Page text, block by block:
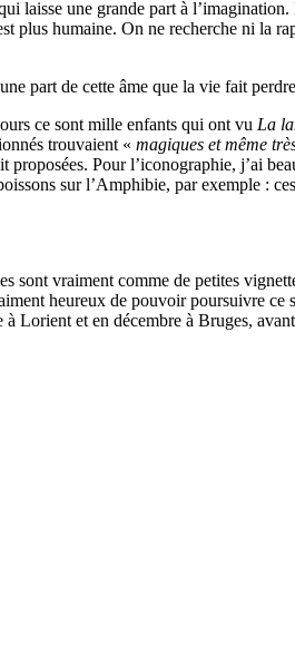
une grande part à
plus humaine. On ne recherche ni la
part de cette âme que la vie fait
ce sont mille enfants qui ont vu La
trouvaient « magiques et même
Pour l’iconographie, j’ai
sur l’Amphibie, par exemple :
vraiment comme de petites
heureux de pouvoir poursuivre
à Lorient et en décembre à Bruges,